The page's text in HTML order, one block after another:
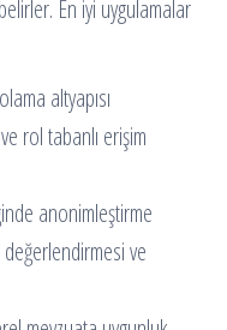
En iyi uygulamalar
altyapısı
rol tabanlı erişim
anonimleştirme
değerlendirmesi ve